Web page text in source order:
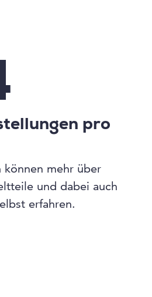
pro
können mehr über
und dabei auch
erfahren.